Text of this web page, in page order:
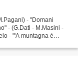
- "Domani
- (G.Dati - M.Masini -
- "'A muntagna è